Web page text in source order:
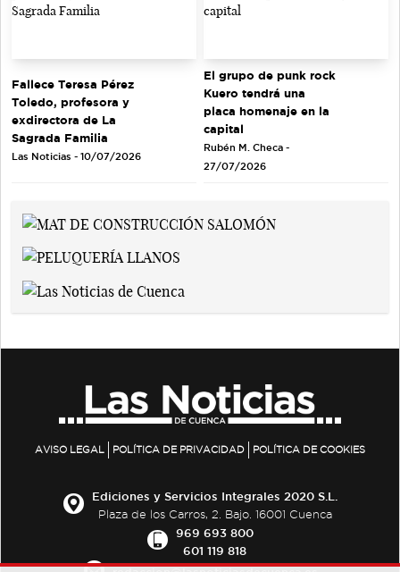
Fallece Teresa Pérez
Toledo, profesora y
exdirectora de La
Sagrada Familia
Las Noticias - 10/07/2026
El grupo de punk rock
Kuero tendrá una
placa homenaje en la
capital
Rubén M. Checa -
27/07/2026
AVISO LEGAL POLÍTICA DE PRIVACIDAD POLÍTICA DE COOKIES
Ediciones y Servicios Integrales 2020 S.L.
Plaza de los Carros, 2. Bajo. 16001 Cuenca
969 693 800
601 119 818